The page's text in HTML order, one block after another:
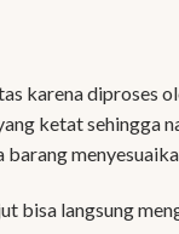
karena diproses
ketat sehingga
bisa langsung